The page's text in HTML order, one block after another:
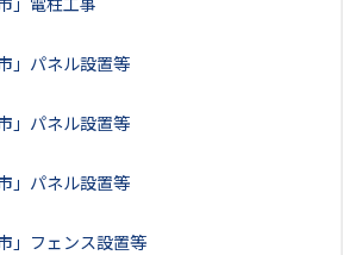
」パネル設置等
」パネル設置等
」パネル設置等
」フェンス設置等